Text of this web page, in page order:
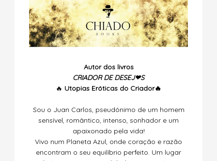
Autor dos livros
CRIADOR DE DESEJ❤S
🔥 Utopias Eróticas do Criador🔥
Sou o Juan Carlos, pseudónimo de um homem
sensível, romântico, intenso, sonhador e um
apaixonado pela vida!
Vivo num Planeta Azul, onde coração e razão
encontram o seu equilíbrio perfeito. Um lugar